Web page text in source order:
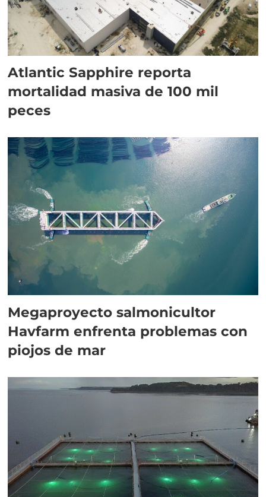
Atlantic Sapphire reporta
mortalidad masiva de 100 mil
peces
Megaproyecto salmonicultor
Havfarm enfrenta problemas con
piojos de mar